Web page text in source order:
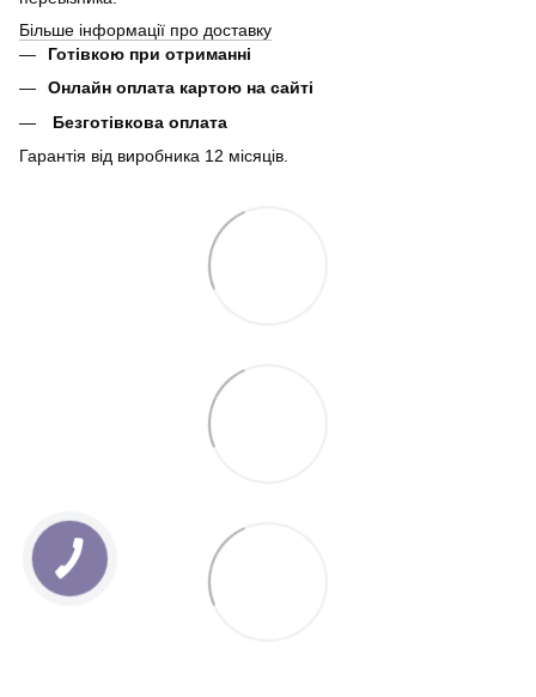
Більше інформації про доставку
Готівкою при отриманні
Онлайн оплата картою на сайті
Безготівкова оплата
Гарантія від виробника 12 місяців.